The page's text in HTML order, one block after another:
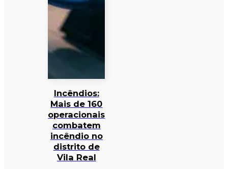
Incêndios:
Mais de 160
operacionais
combatem
incêndio no
distrito de
Vila Real